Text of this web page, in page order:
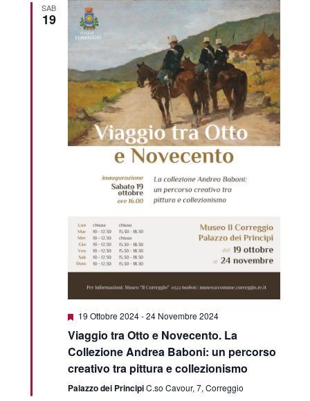
SAB
19
Featured
19 Ottobre 2024-24 Novembre 2024
Viaggio tra Otto e Novecento. La
Collezione Andrea Baboni: un percorso
creativo tra pittura e collezionismo
Palazzo dei PrincipiC.so Cavour, 7, Correggio